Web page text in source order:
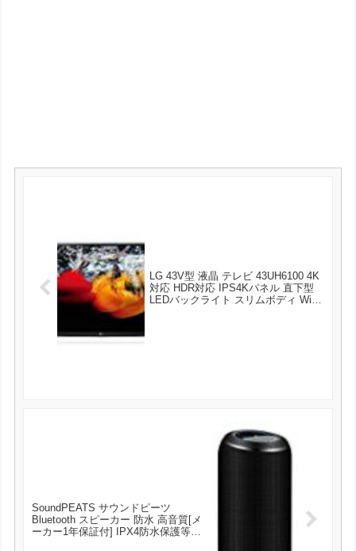
LG 43V型 液晶 テレビ 43UH6100 4K
対応 HDR対応 IPS4Kパネル 直下型
LEDバックライト スリムボディ Wi-Fi
SoundPEATS サウンドピーツ
Bluetooth スピーカー 防水 高音質[メ
ーカー1年保証付] IPX4防水保護等級